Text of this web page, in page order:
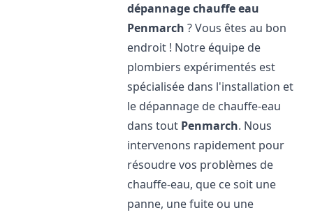
dépannage chauffe eau
Penmarch ? Vous êtes au bon
endroit ! Notre équipe de
plombiers expérimentés est
spécialisée dans l'installation et
le dépannage de chauffe-eau
dans tout Penmarch. Nous
intervenons rapidement pour
résoudre vos problèmes de
chauffe-eau, que ce soit une
panne, une fuite ou une